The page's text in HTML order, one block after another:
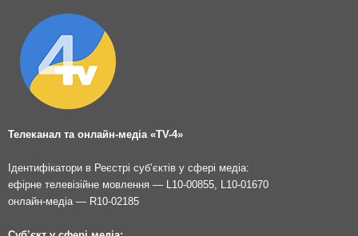
Телеканал та онлайн-медіа «TV-4»
Ідентифікатори в Реєстрі суб’єктів у сфері медіа:
ефірне телевізійне мовлення — L10-00855, L10-01670
онлайн-медіа — R10-02185